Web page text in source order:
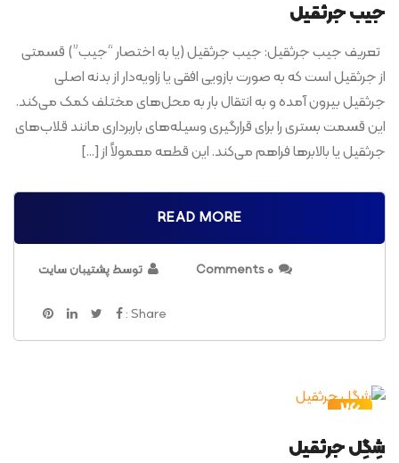
جیب جرثقیل
تعریف جیب جرثقیل: جیب جرثقیل (یا به اختصار “جیب”) قسمتی
از جرثقیل است که به صورت بازویی افقی یا زاویه‌دار از بدنه اصلی
جرثقیل بیرون آمده و به انتقال بار به محل‌های مختلف کمک می‌کند.
این قسمت بستری را برای قرارگیری وسیله‌های باربرداری مانند قلاب‌های
جرثقیل یا بالابرها فراهم می‌کند. این قطعه معمولاً از […]
READ MORE
0 Comments توسط پشتیبان سایت
Share :
26
مرداد
شِگِل جرثقیل